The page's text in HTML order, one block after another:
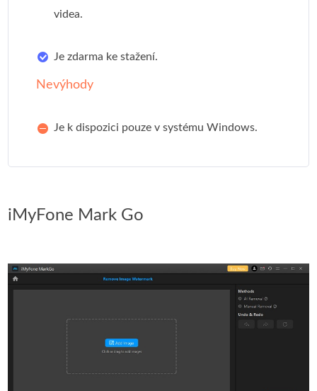
videa.
Je zdarma ke stažení.
Nevýhody
Je k dispozici pouze v systému Windows.
iMyFone Mark Go